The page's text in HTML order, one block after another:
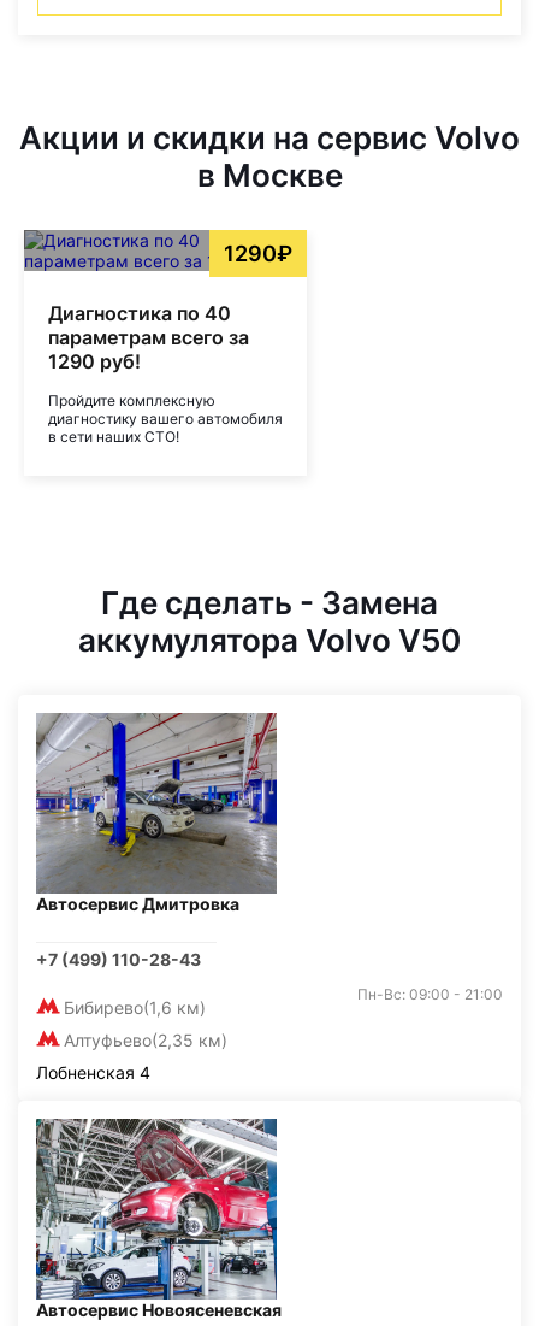
Акции и скидки на сервис Volvo
в Москве
1290₽
Диагностика по 40
параметрам всего за
1290 руб!
Пройдите комплексную
диагностику вашего автомобиля
в сети наших СТО!
Где сделать - Замена
аккумулятора Volvo V50
Автосервис Дмитровка
+7 (499) 110-28-43
Бибирево(1,6 км)
Алтуфьево(2,35 км)
Пн-Вс: 09:00 - 21:00
Лобненская 4
Автосервис Новоясеневская